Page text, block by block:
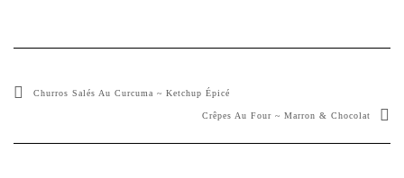
Churros Salés Au Curcuma ~ Ketchup Épicé
Crêpes Au Four ~ Marron & Chocolat